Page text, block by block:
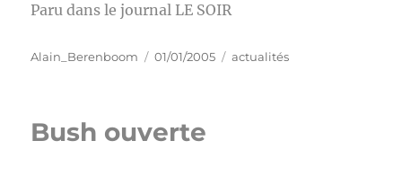
Paru dans le journal LE SOIR
Auteur
Alain_Berenboom
Publié
01/01/2005 Catégories
actualités
Bush ouverte